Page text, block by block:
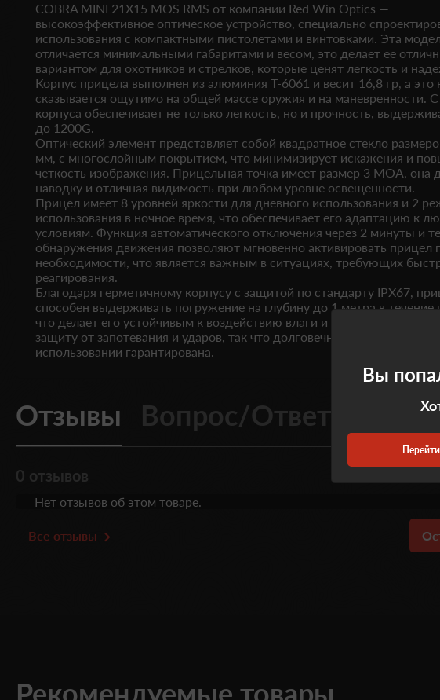
COBRA MINI 21X15 MOS RMS от компании Red Win Optics —
высокоэффективное оптическое устройство, специально
использования с компактными пистолетами и винтовками. Эта
отличается минимальными габаритами и весом, это делает ее
вариантом для охотников и стрелков, которые ценят легкость и
Корпус прицела выполнен из алюминия T-6061 и весит 16,8 гр, а это
сказывается ощутимо на общей массе оружия и на маневренности.
корпуса обеспечивает не только легкость, но и прочность,
до 1200G.
Оптический элемент представляет собой квадратное стекло
мм, с многослойным покрытием, что минимизирует искажения и
четкость изображения. Прицельная точка имеет размер 3 MOA, она
наводку и отличная видимость при любом уровне освещенности.
Прицел имеет 8 уровней яркости для дневного использования и 2
использования в ночное время, что обеспечивает его адаптацию к
условиям. Функция автоматического отключения через 2 минуты и
обнаружения движения позволяют мгновенно активировать прицел
необходимости, что является важным в ситуациях, требующих
реагирования.
Благодаря герметичному корпусу с защитой по стандарту IPX67,
способен выдерживать погружение на глубину до 1 метра в течение
что делает его устойчивым к воздействию влаги и пыли. Также,
защиту от запотевания и ударов, так что долговечность даже при
использовании гарантирована.
Отзывы Вопрос/Ответ
0 отзывов
Нет отзывов об этом товаре.
Все отзывы
Рекомендуемые товары
Вы